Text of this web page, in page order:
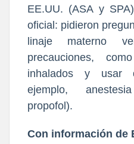
EE.UU. (ASA y
oficial: pidieron
linaje materno
precauciones,
inhalados y usar
ejemplo,
propofol).
Con información de